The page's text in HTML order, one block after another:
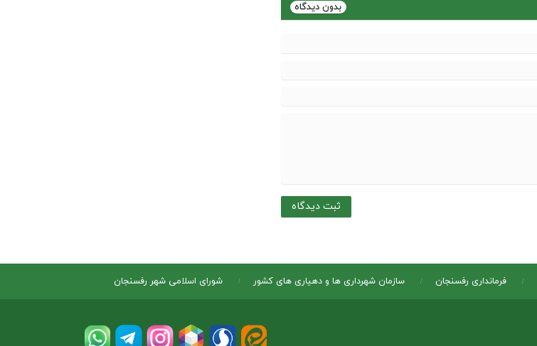
فرمانداری رفسنجان سازمان شهرداری ها و دهیاری های کشور شورای اسلامی شهر رفسنجان